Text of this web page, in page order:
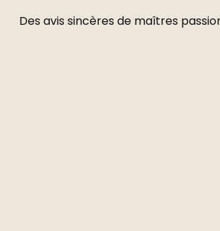
Des avis sincères de maîtres